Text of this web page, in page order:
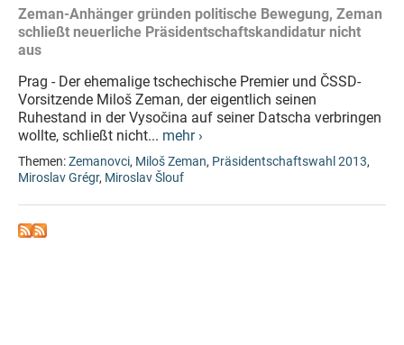
Zeman-Anhänger gründen politische Bewegung, Zeman
schließt neuerliche Präsidentschaftskandidatur nicht
aus
Prag - Der ehemalige tschechische Premier und ČSSD-
Vorsitzende Miloš Zeman, der eigentlich seinen
Ruhestand in der Vysočina auf seiner Datscha verbringen
wollte, schließt nicht... mehr ›
Themen:Zemanovci, Miloš Zeman, Präsidentschaftswahl 2013,
Miroslav Grégr, Miroslav Šlouf